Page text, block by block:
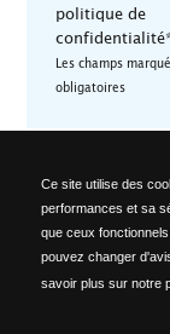
Ce site utilise des
performances et sa
que ceux
pouvez changer
savoir plus sur notre
politique de
Les champs
obligatoires
Località Ponte
Phone: +39